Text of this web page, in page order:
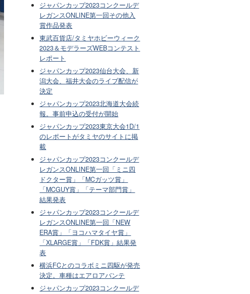
ジャパンカップ2023コンクールデ
レガンスONLINE第一回その他入
賞作品発表
東武百貨店/タミヤホビーウィーク
2023＆モデラーズWEBコンテスト
レポート
ジャパンカップ2023仙台大会、新
潟大会、福井大会のライブ配信が
決定
ジャパンカップ2023北海道大会続
報。事前申込の受付が開始
ジャパンカップ2023東京大会1D/1
のレポートがタミヤのサイトに掲
載
ジャパンカップ2023コンクールデ
レガンスONLINE第一回「ミニ四
ドクター賞」「MCガッツ賞」
「MCGUY賞」「テーマ部門賞」
結果発表
ジャパンカップ2023コンクールデ
レガンスONLINE第一回「NEW
ERA賞」「ヨコハマタイヤ賞」
「XLARGE賞」「FDK賞」結果発
表
横浜FCとのコラボミニ四駆が発売
決定。車種はエアロアバンテ
ジャパンカップ2023コンクールデ